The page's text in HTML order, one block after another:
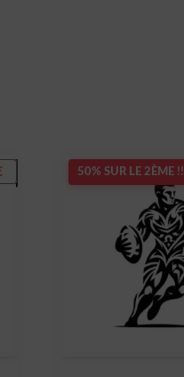
50% SUR LE 2ÈME !!